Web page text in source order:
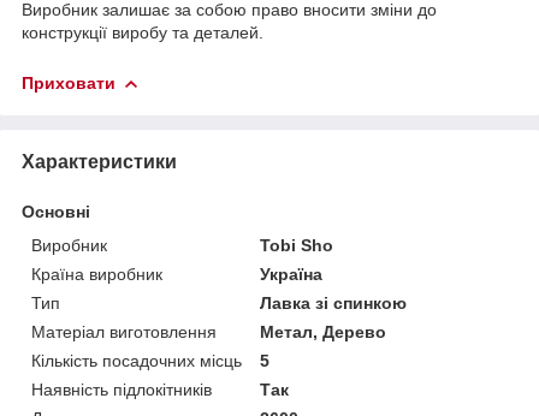
Виробник залишає за собою право вносити зміни до
конструкції виробу та деталей.
Приховати
Характеристики
Основні
Виробник
Tobi Sho
Країна виробник
Україна
Тип
Лавка зі спинкою
Матеріал виготовлення
Метал, Дерево
Кількість посадочних місць
5
Наявність підлокітників
Так